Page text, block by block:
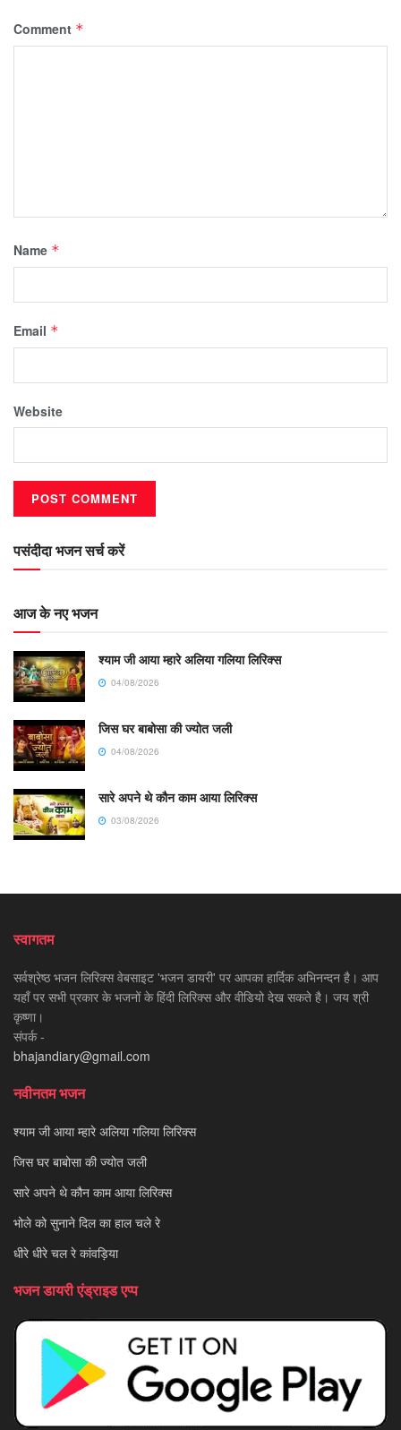
Comment *
Name *
Email *
Website
पसंदीदा भजन सर्च करें
आज के नए भजन
श्याम जी आया म्हारे अलिया गलिया लिरिक्स
04/08/2026
जिस घर बाबोसा की ज्योत जली
04/08/2026
सारे अपने थे कौन काम आया लिरिक्स
03/08/2026
स्वागतम
सर्वश्रेष्ठ भजन लिरिक्स वेबसाइट 'भजन डायरी' पर आपका हार्दिक अभिनन्दन है। आप
यहाँ पर सभी प्रकार के भजनों के हिंदी लिरिक्स और वीडियो देख सकते है। जय श्री
कृष्णा।
संपर्क -
bhajandiary@gmail.com
नवीनतम भजन
श्याम जी आया म्हारे अलिया गलिया लिरिक्स
जिस घर बाबोसा की ज्योत जली
सारे अपने थे कौन काम आया लिरिक्स
भोले को सुनाने दिल का हाल चले रे
धीरे धीरे चल रे कांवड़िया
भजन डायरी एंड्राइड एप्प